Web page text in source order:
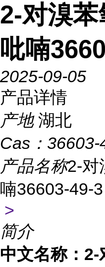
2-对溴
吡喃
2025-09-05
产品详情
产地 湖北
Cas： 36603-
产品名称2-对
喃36603-49-3
>
简介
中文名称：